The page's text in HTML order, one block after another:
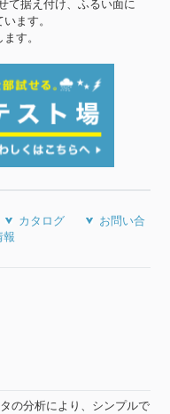
て据え付け、ふるい面に
ます。
す。
カタログ
お問い合
報
の分析により、シンプルで